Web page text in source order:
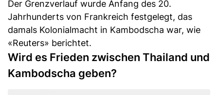
Der Grenzverlauf wurde Anfang des 20.
Jahrhunderts von Frankreich festgelegt, das
damals Kolonialmacht in Kambodscha war, wie
«Reuters» berichtet.
Wird es Frieden zwischen Thailand und
Kambodscha geben?